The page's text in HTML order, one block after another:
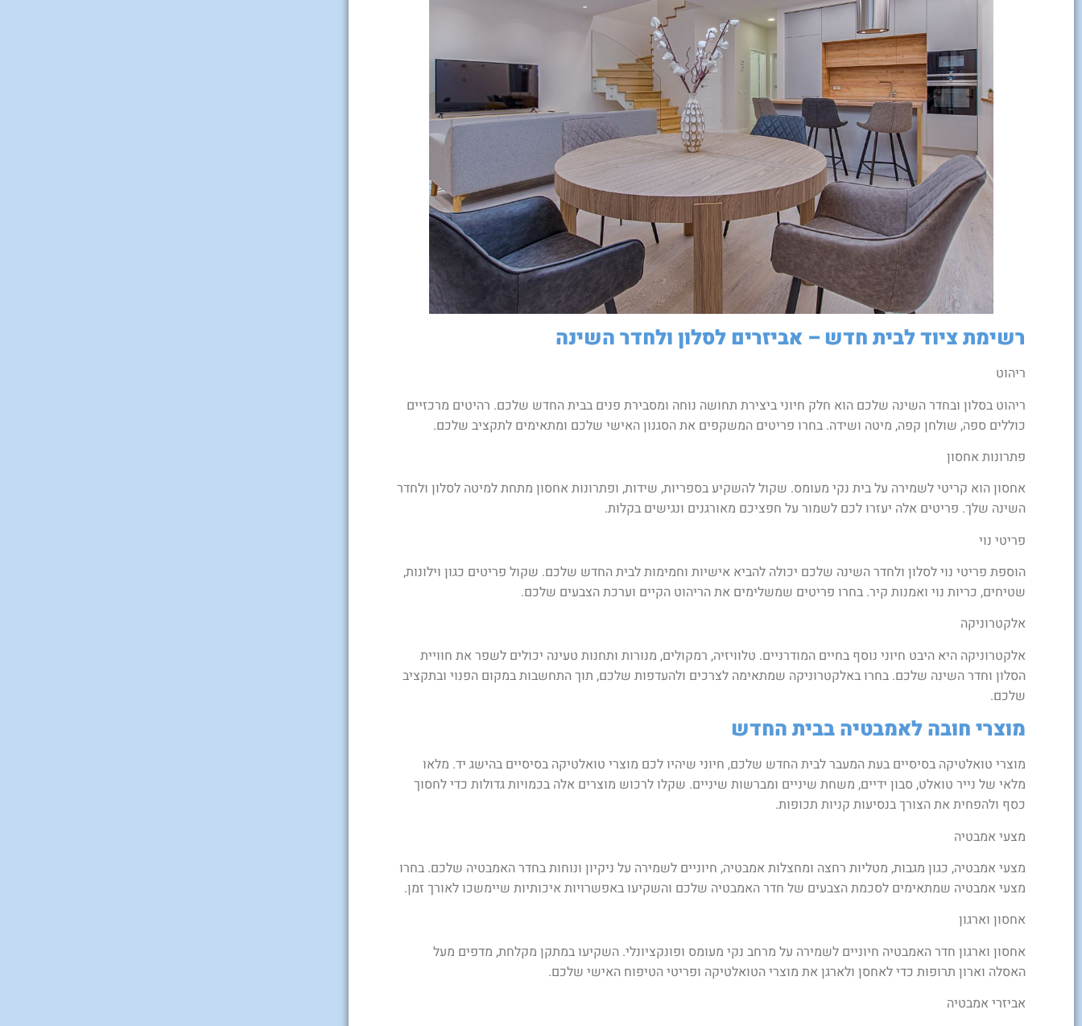
רשימת ציוד לבית חדש – אביזרים לסלון ולחדר השינה
ריהוט
ריהוט בסלון ובחדר השינה שלכם הוא חלק חיוני ביצירת תחושה נוחה ומסבירת פנים בבית החדש שלכם. רהיטים מרכזיים
כוללים ספה, שולחן קפה, מיטה ושידה. בחרו פריטים המשקפים את הסגנון האישי שלכם ומתאימים לתקציב שלכם.
פתרונות אחסון
אחסון הוא קריטי לשמירה על בית נקי מעומס. שקול להשקיע בספריות, שידות, ופתרונות אחסון מתחת למיטה לסלון ולחדר
השינה שלך. פריטים אלה יעזרו לכם לשמור על חפציכם מאורגנים ונגישים בקלות.
פריטי נוי
הוספת פריטי נוי לסלון ולחדר השינה שלכם יכולה להביא אישיות וחמימות לבית החדש שלכם. שקול פריטים כגון וילונות,
שטיחים, כריות נוי ואמנות קיר. בחרו פריטים שמשלימים את הריהוט הקיים וערכת הצבעים שלכם.
אלקטרוניקה
אלקטרוניקה היא היבט חיוני נוסף בחיים המודרניים. טלוויזיה, רמקולים, מנורות ותחנות טעינה יכולים לשפר את חוויית
הסלון וחדר השינה שלכם. בחרו באלקטרוניקה שמתאימה לצרכים ולהעדפות שלכם, תוך התחשבות במקום הפנוי ובתקציב
שלכם.
מוצרי חובה לאמבטיה בבית החדש
מוצרי טואלטיקה בסיסיים בעת המעבר לבית החדש שלכם, חיוני שיהיו לכם מוצרי טואלטיקה בסיסיים בהישג יד. מלאו
מלאי של נייר טואלט, סבון ידיים, משחת שיניים ומברשות שיניים. שקלו לרכוש מוצרים אלה בכמויות גדולות כדי לחסוך
כסף ולהפחית את הצורך בנסיעות קניות תכופות.
מצעי אמבטיה
מצעי אמבטיה, כגון מגבות, מטליות רחצה ומחצלות אמבטיה, חיוניים לשמירה על ניקיון ונוחות בחדר האמבטיה שלכם. בחרו
מצעי אמבטיה שמתאימים לסכמת הצבעים של חדר האמבטיה שלכם והשקיעו באפשרויות איכותיות שיימשכו לאורך זמן.
אחסון וארגון
אחסון וארגון חדר האמבטיה חיוניים לשמירה על מרחב נקי מעומס ופונקציונלי. השקיעו במתקן מקלחת, מדפים מעל
האסלה וארון תרופות כדי לאחסן ולארגן את מוצרי הטואלטיקה ופריטי הטיפוח האישי שלכם.
אביזרי אמבטיה